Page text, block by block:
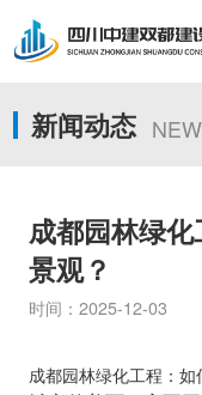
新闻动态
成都园林绿
景观？
时间：2025-12-
成都园林绿化工程：